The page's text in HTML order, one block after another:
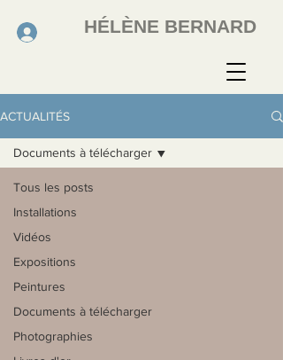
HÉLÈNE BERNARD
ACTUALITÉS
Tous les posts
Installations
Vidéos
Expositions
Peintures
Documents à télécharger
Photographies
Documents à télécharger